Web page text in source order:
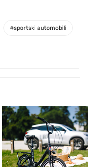
#sportski automobili